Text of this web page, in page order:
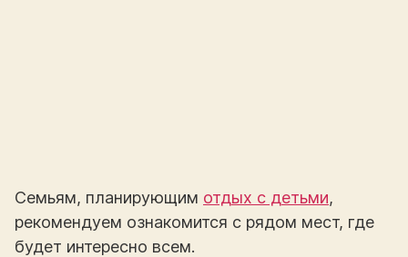
Семьям, планирующим отдых с детьми,
рекомендуем ознакомится с рядом мест, где
будет интересно всем.